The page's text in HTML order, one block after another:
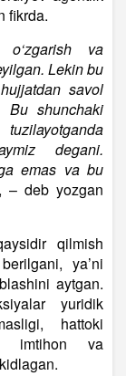
fikrda.
va
Lekin bu
savol
Bu shunchaki
degani.
emas va bu
– deb yozgan
qilmish
ya’ni
aytgan.
yuridik
hattoki
imtihon va